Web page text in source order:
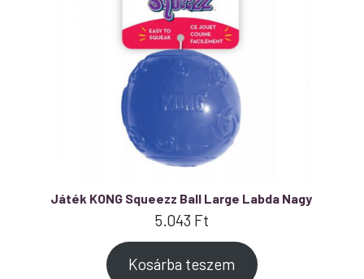
Játék KONG Squeezz Ball Large Labda Nagy
5.043 Ft
Kosárba teszem